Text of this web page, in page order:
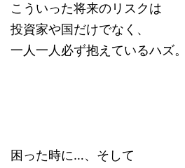
こういった将来のリスクは
投資家や国だけでなく、
一人一人必ず抱えているハズ。
困った時に…、そして